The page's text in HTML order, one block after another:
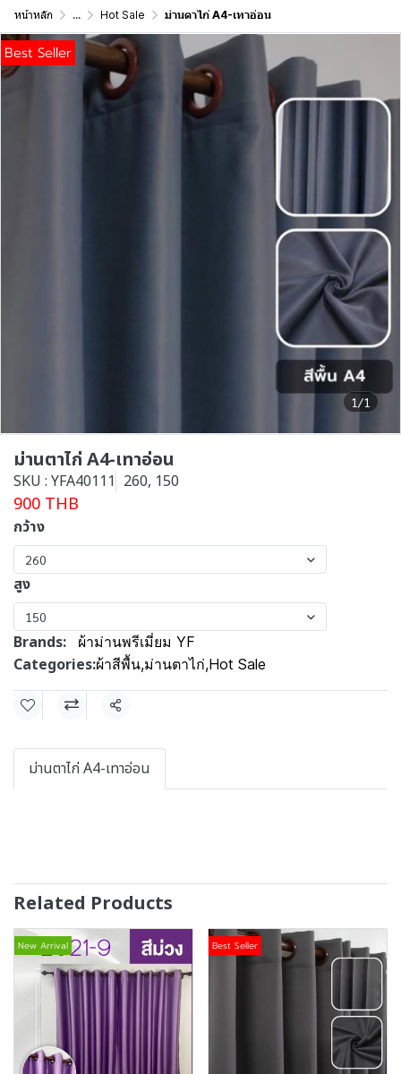
หน้าหลัก ... Hot Sale ม่านตาไก่ A4-เทาอ่อน
1/1
Best Seller
ม่านตาไก่ A4-เทาอ่อน
SKU : YFA40111 260, 150
900 THB
กว้าง
260
สูง
150
Brands: ผ้าม่านพรีเมี่ยม YF
Categories:ผ้าสีพื้น,ม่านตาไก่,Hot Sale
Share
ม่านตาไก่ A4-เทาอ่อน
Related Products
New Arrival Best Seller